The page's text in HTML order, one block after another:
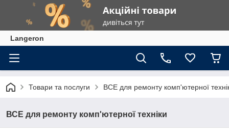
Langeron
Товари та послуги ВСЕ для ремонту комп'ютерної
ВСЕ для ремонту комп'ютерної техніки